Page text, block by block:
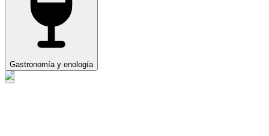
Gastronomía y enología